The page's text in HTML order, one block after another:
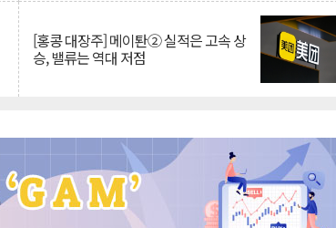
[홍콩 대장주] 메이퇀② 실적은 고속 상
승, 밸류는 역대 저점